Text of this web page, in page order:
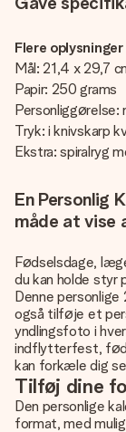
Flere
Mål: 21,4 x 29,7
Papir: 250 grams
Tryk: i knivskarp
Ekstra: spiralryg
En Personlig
måde at vise
Fødselsdage,
du kan holde styr
Denne personlige
også tilføje et
yndlingsfoto i
indflytterfest,
kan forkæle dig
Tilføj dine
Den personlige
format, med